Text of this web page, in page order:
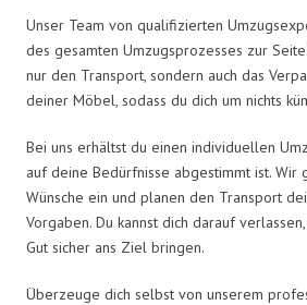
Unser Team von qualifizierten
des gesamten Umzugsprozesses zur
nur den Transport, sondern auch das
deiner Möbel, sodass du dich um nichts
Bei uns erhältst du einen individuellen
auf deine Bedürfnisse abgestimmt ist. Wir
Wünsche ein und planen den Transport
Vorgaben. Du kannst dich darauf
Gut sicher ans Ziel bringen.
Überzeuge dich selbst von unserem